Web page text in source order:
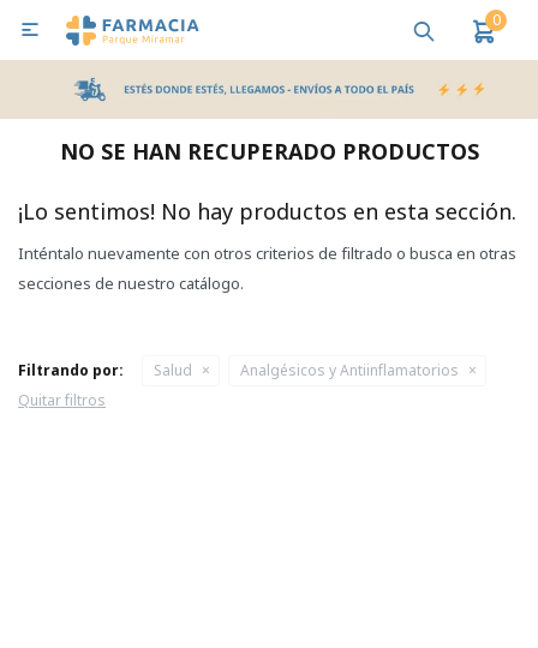
0

NO SE HAN RECUPERADO PRODUCTOS
¡Lo sentimos! No hay productos en esta sección.
Inténtalo nuevamente con otros criterios de filtrado o busca en otras
secciones de nuestro catálogo.
Filtrando por: Salud
Analgésicos y Antiinflamatorios
Quitar filtros
MI CUENTA
Bebes y Maternidad Salud
Pañales y Toallitas
Lactancia y Nutrición
Higiene y Bienestar